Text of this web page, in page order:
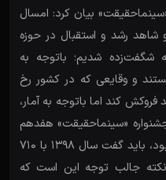
بیان کرد: امسال
رشد و استقبال در حوزه
شگفت‌زده شدیم؛ باتوجه به
و وقایعی که در کشور رخ
کند اما باتوجه به آمار،
جشنواره «سینماحقیقت» هفدهم
بودند که بیش از چهار سال گذشته بود، باید گفت سال 1398 با 710
نکته جالب توجه این است که